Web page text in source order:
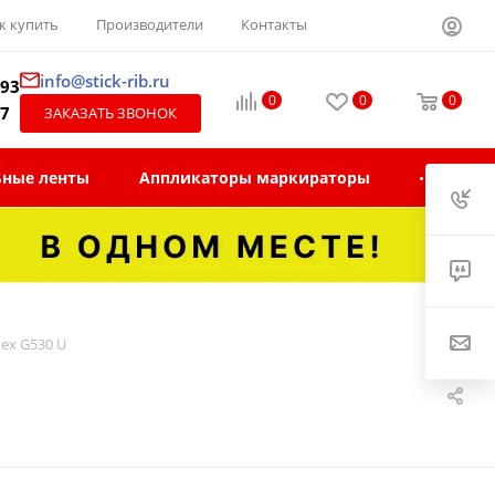
купить Производители Контакты
info@stick-rib.ru
ЗАКАЗАТЬ ЗВОНОК
0 0 0
ленты Аппликаторы маркираторы
G530 U